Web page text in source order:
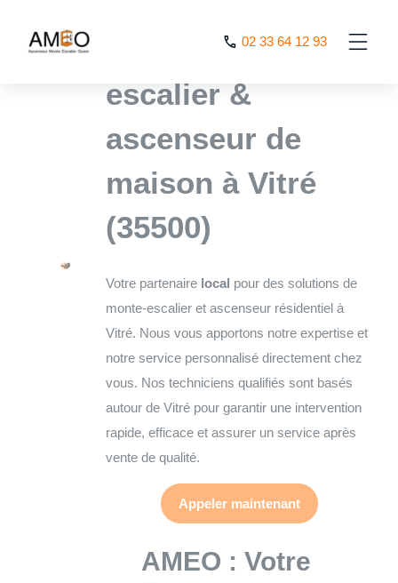
02 33 64 12 93
L’expert monte
escalier &
ascenseur de
maison à Vitré
(35500)
Votre partenaire local pour des solutions de
monte-escalier et ascenseur résidentiel à
Vitré. Nous vous apportons notre expertise et
notre service personnalisé directement chez
vous. Nos techniciens qualifiés sont basés
autour de Vitré pour garantir une intervention
rapide, efficace et assurer un service après
vente de qualité.
Appeler maintenant
AMEO : Votre